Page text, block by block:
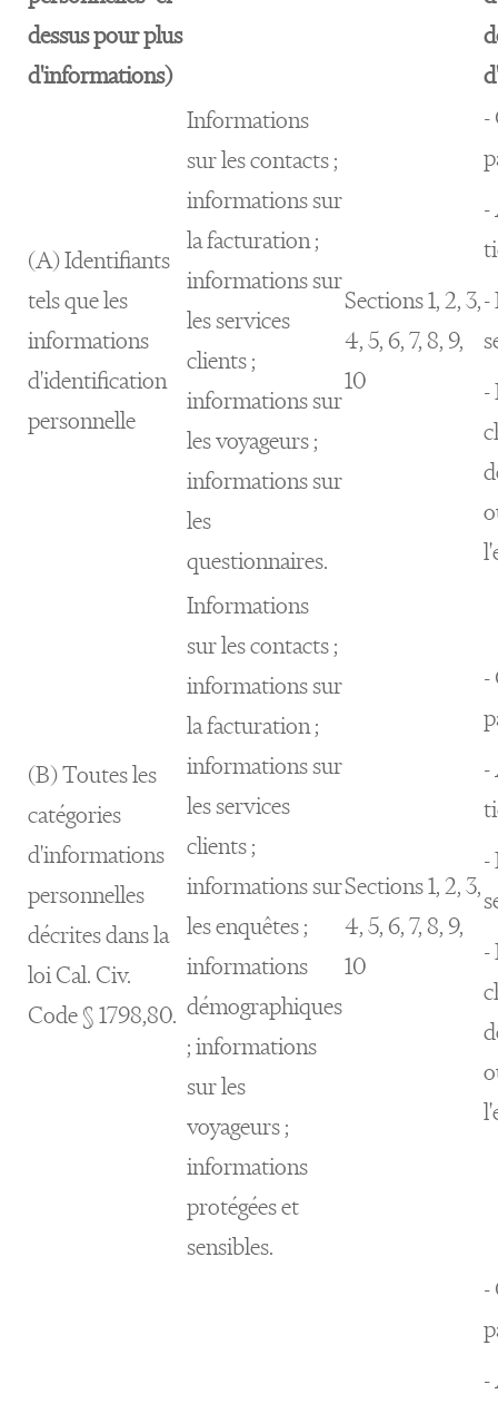
dessus pour plus
d'informations)
(A) Identifiants
tels que les
informations
d'identification
personnelle
Informations
sur les contacts ;
informations sur
la facturation ;
informations sur
les services
clients ;
informations sur
les voyageurs ;
informations sur
les
questionnaires.
Sections 1, 2, 3,
4, 5, 6, 7, 8, 9,
10
-
-
-
-
(B) Toutes les
catégories
d'informations
personnelles
décrites dans la
loi Cal. Civ.
Code § 1798,80.
Informations
sur les contacts ;
informations sur
la facturation ;
informations sur
les services
clients ;
informations sur
les enquêtes ;
informations
démographiques
; informations
sur les
voyageurs ;
informations
protégées et
sensibles.
Sections 1, 2, 3,
4, 5, 6, 7, 8, 9,
10
-
-
-
-
-
-